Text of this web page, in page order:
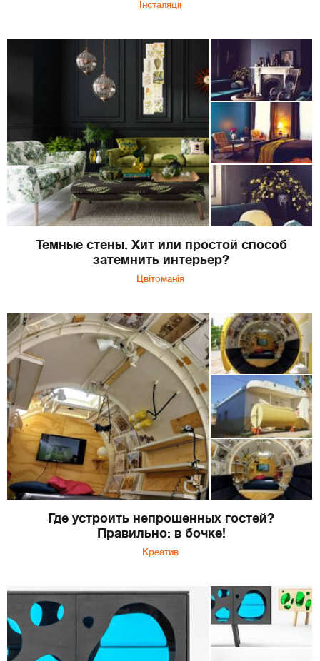
Інсталяції
Темные стены. Хит или простой способ
затемнить интерьер?
Цвітоманія
Где устроить непрошенных гостей?
Правильно: в бочке!
Креатив